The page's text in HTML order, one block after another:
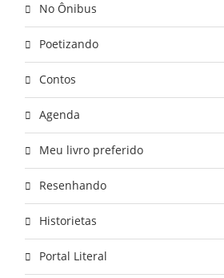
No Ônibus
Poetizando
Contos
Agenda
Meu livro preferido
Resenhando
Historietas
Portal Literal